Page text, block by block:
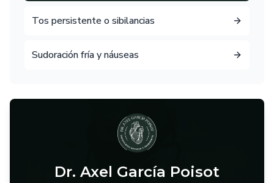
Tos persistente o sibilancias
Sudoración fría y náuseas
Dr. Axel García Poisot